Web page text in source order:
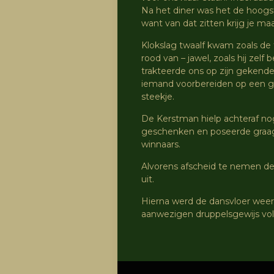
Na het diner was het de
want van dat zitten krijg je
Klokslag twaalf kwam zoals
rood van – jawel, zoals hij zelf
trakteerde ons op zijn
iemand voorbereiden op een
steekje.
De Kerstman hielp achteraf
geschenken en poseerde
winnaars.
Alvorens afscheid te nemen
uit.
Hierna werd de dansvloer
aanwezigen druppelsgewijs